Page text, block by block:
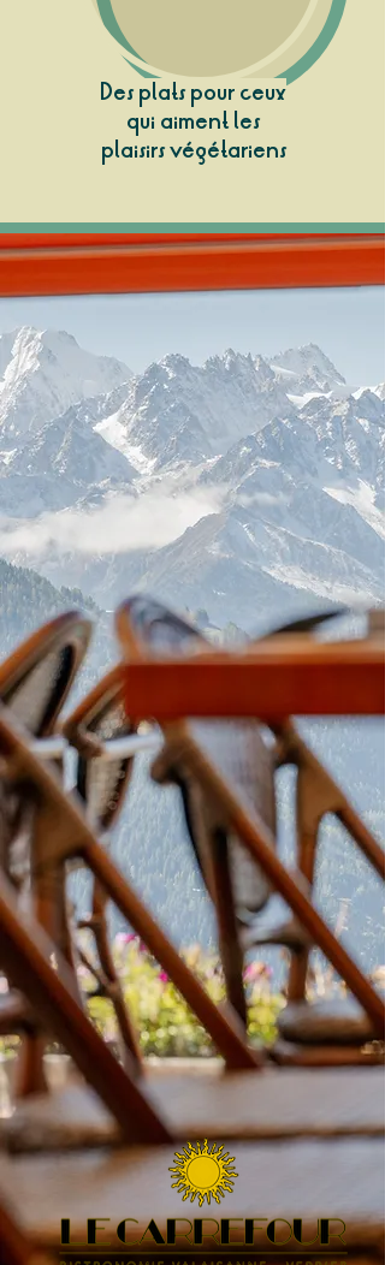
Des plats pour ceux
qui aiment les
plaisirs végétariens